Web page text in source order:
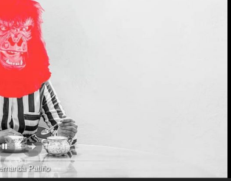
Patiño